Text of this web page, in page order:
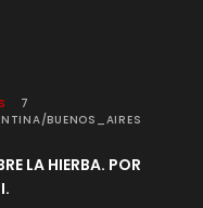
7
BUENOS_AIRES
LA HIERBA. POR